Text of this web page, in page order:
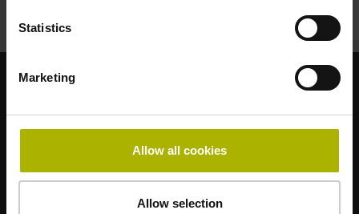
Statistics
Marketing
Allow all cookies
Allow selection
AMOACU-RITEETELLEINE LINDELTNNUMERIK JENA
RENCORSF